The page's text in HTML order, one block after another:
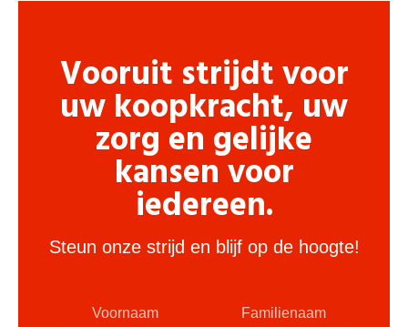
Vooruit strijdt voor
uw koopkracht, uw
zorg en gelijke
kansen voor
iedereen.
Steun onze strijd en blijf op de hoogte!